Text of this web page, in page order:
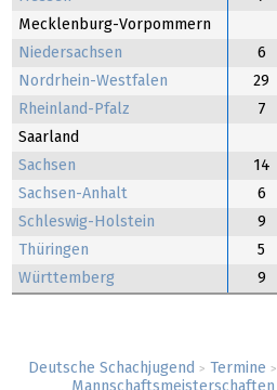
Deutsche Schachjugend > Termine >
Mecklenburg-Vorpommern
Niedersachsen
6
Nordrhein-Westfalen
29
Rheinland-Pfalz
7
Saarland
Sachsen
14
Sachsen-Anhalt
6
Schleswig-Holstein
9
Thüringen
5
Württemberg
9